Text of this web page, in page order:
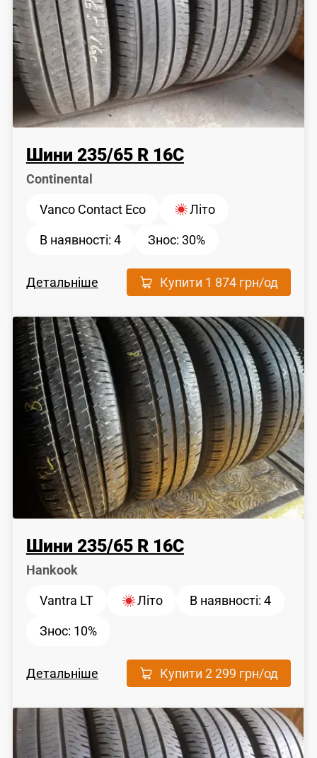
Шини 235/65 R 16C
Continental
Vanco Contact Eco Літо
В наявності: 4 Знос:30%
Детальніше Купити 1 874 грн/од
Шини 235/65 R 16C
Hankook
Vantra LT Літо В наявності: 4
Знос: 10%
Детальніше Купити2 299 грн/од